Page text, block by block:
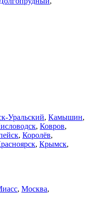
Уральский, Камышин,
, Ковров,
, Королёв,
, Крымск,
, Москва,